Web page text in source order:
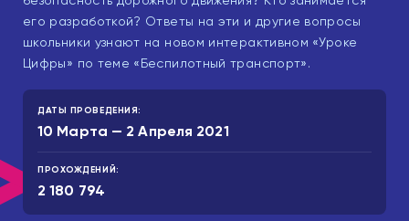
его разработкой? Ответы на эти и другие вопросы
школьники узнают на новом интерактивном «Уроке
Цифры» по теме «Беспилотный транспорт».
ДАТЫ ПРОВЕДЕНИЯ:
10 Марта — 2 Апреля 2021
ПРОХОЖДЕНИЙ:
2 180 794